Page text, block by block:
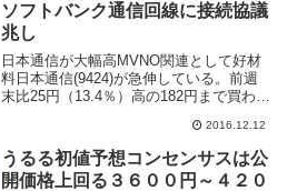
ソフトバンク通信回線に接続協議
兆し
日本通信が大幅高MVNO関連として好材
料日本通信(9424)が急伸している。前週
末比25円（13.4％）高の182円まで買わ
ベストテン入り。一時はトップに踊り出
る場面があった。９日付の日本経済新聞
電子版な...
2016.12.12
うるる初値予想コンセンサスは公
開価格上回る３６００円～４２０